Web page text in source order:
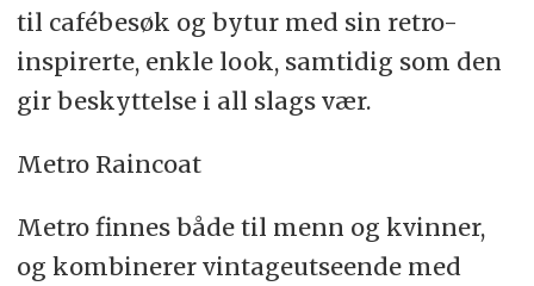
til cafébesøk og bytur med sin retro-
inspirerte, enkle look, samtidig som den
gir beskyttelse i all slags vær.
Metro Raincoat
Metro finnes både til menn og kvinner,
og kombinerer vintageutseende med